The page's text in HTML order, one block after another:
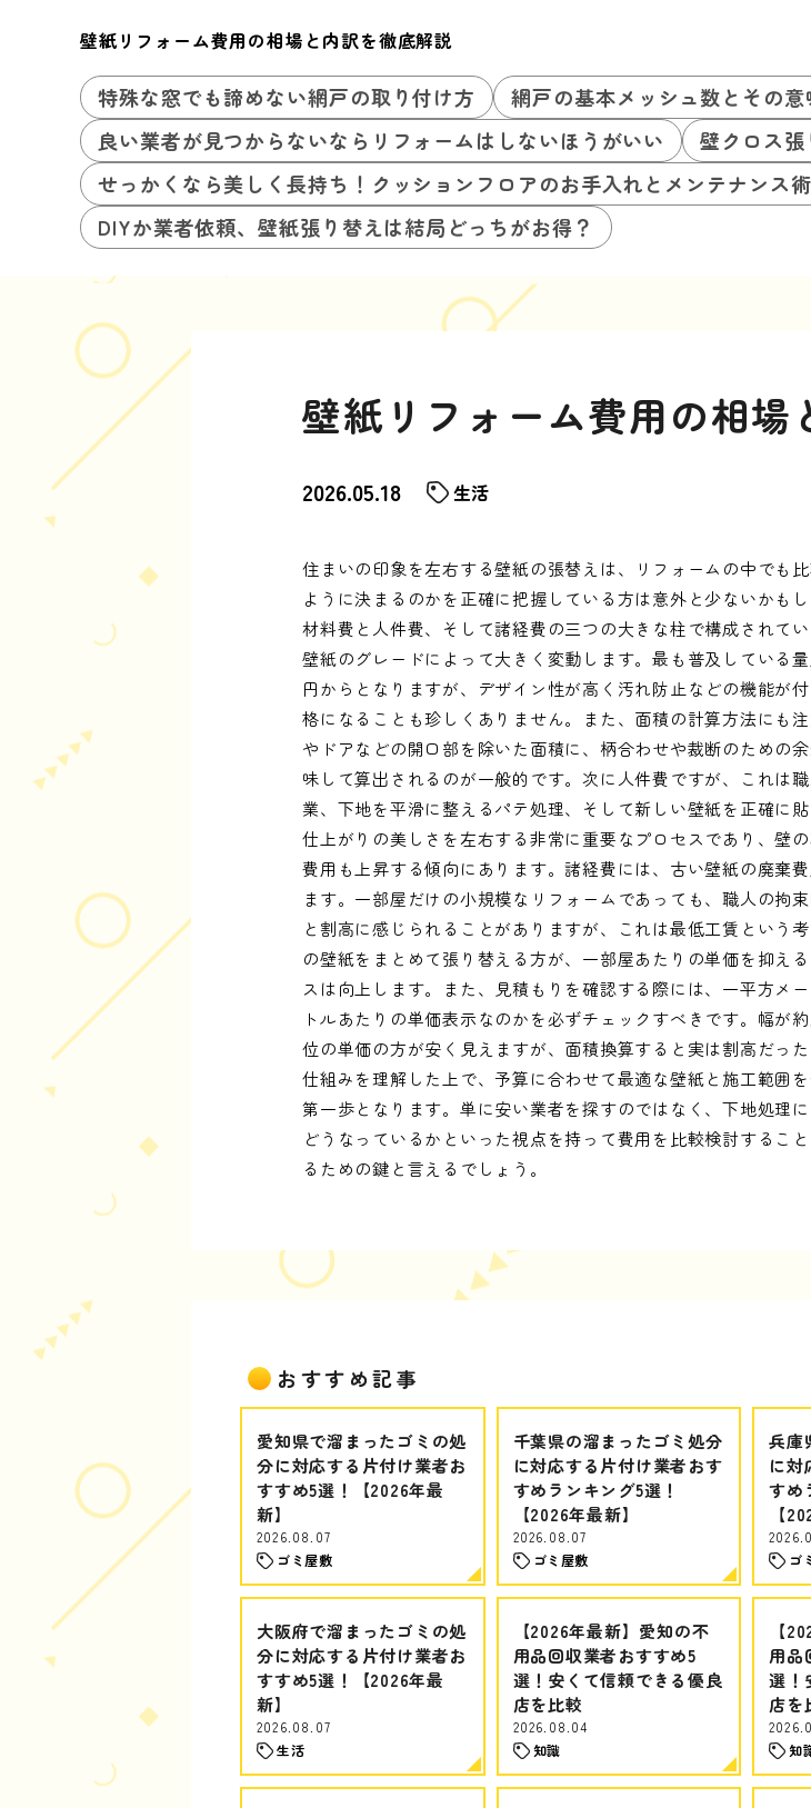
壁紙リフォーム費用の相場と内訳を徹底解説
特殊な窓でも諦めない網戸の取り付け方
網戸の基本メッシュ数とその意
良い業者が見つからないならリフォームはしないほうがいい
壁クロス
せっかくなら美しく長持ち！クッションフロアのお手入れとメンテナンス術
DIYか業者依頼、壁紙張り替えは結局どっちがお得？
壁紙リフォーム費用の相場
2026.05.18 生活
住まいの印象を左右する壁紙の張替えは、リフォームの中でも
ように決まるのかを正確に把握している方は意外と少ないかも
材料費と人件費、そして諸経費の三つの大きな柱で構成されて
壁紙のグレードによって大きく変動します。最も普及している
円からとなりますが、デザイン性が高く汚れ防止などの機能が
格になることも珍しくありません。また、面積の計算方法にも
やドアなどの開口部を除いた面積に、柄合わせや裁断のための
味して算出されるのが一般的です。次に人件費ですが、これは
業、下地を平滑に整えるパテ処理、そして新しい壁紙を正確に
仕上がりの美しさを左右する非常に重要なプロセスであり、壁
費用も上昇する傾向にあります。諸経費には、古い壁紙の廃棄
ます。一部屋だけの小規模なリフォームであっても、職人の拘
と割高に感じられることがありますが、これは最低工賃という
の壁紙をまとめて張り替える方が、一部屋あたりの単価を抑え
スは向上します。また、見積もりを確認する際には、一平方メ
トルあたりの単価表示なのかを必ずチェックすべきです。幅が
位の単価の方が安く見えますが、面積換算すると実は割高だっ
仕組みを理解した上で、予算に合わせて最適な壁紙と施工範囲
第一歩となります。単に安い業者を探すのではなく、下地処理
どうなっているかといった視点を持って費用を比較検討するこ
るための鍵と言えるでしょう。
おすすめ記事
愛知県で溜まったゴミの処
分に対応する片付け業者お
すすめ5選！【2026年最
新】
2026.08.07
ゴミ屋敷
千葉県の溜まったゴミ処分
に対応する片付け業者おす
すめランキング5選！
【2026年最新】
2026.08.07
ゴミ屋敷
兵庫
に対
すめ
【
ゴ
大阪府で溜まったゴミの処
分に対応する片付け業者お
すすめ5選！【2026年最
新】
2026.08.07
生活
【2026年最新】愛知の不
用品回収業者おすすめ5
選！安くて信頼できる優良
店を比較
2026.08.04
知識
【
用品
選！
店を
知